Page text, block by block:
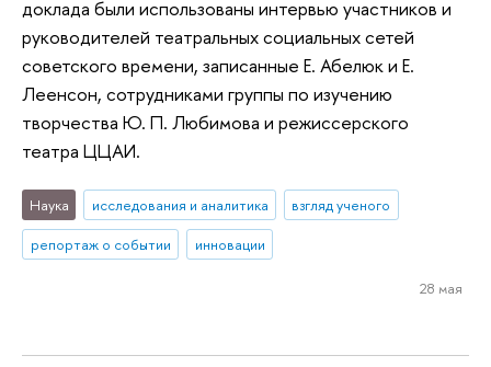
доклада были использованы интервью участников и
руководителей театральных социальных сетей
советского времени, записанные Е. Абелюк и Е.
Леенсон, сотрудниками группы по изучению
творчества Ю. П. Любимова и режиссерского
театра ЦЦАИ.
Наука исследования и аналитика
взгляд ученого
репортаж о событии
инновации
28 мая